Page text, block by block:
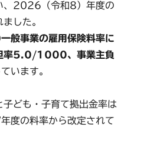
、2026（令和8）年度の
した。
一般事業の雇用保険料率に
率5.0/1000、事業主負
います。
ども・子育て拠出金率は
度の料率から改定されて